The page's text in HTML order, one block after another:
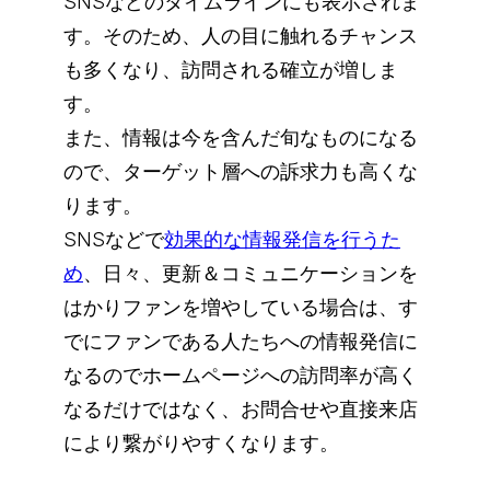
す。そのため、人の目に触れるチャンス
も多くなり、訪問される確立が増しま
す。
また、情報は今を含んだ旬なものになる
ので、ターゲット層への訴求力も高くな
ります。
SNSなどで効果的な情報発信を行うた
め、日々、更新＆コミュニケーションを
はかりファンを増やしている場合は、す
でにファンである人たちへの情報発信に
なるのでホームページへの訪問率が高く
なるだけではなく、お問合せや直接来店
により繋がりやすくなります。